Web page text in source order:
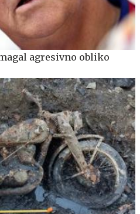
agresivno obliko